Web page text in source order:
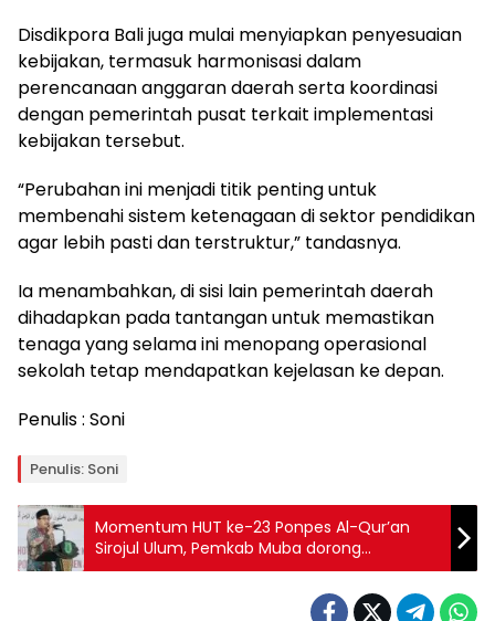
Disdikpora Bali juga mulai menyiapkan penyesuaian
kebijakan, termasuk harmonisasi dalam
perencanaan anggaran daerah serta koordinasi
dengan pemerintah pusat terkait implementasi
kebijakan tersebut.
“Perubahan ini menjadi titik penting untuk
membenahi sistem ketenagaan di sektor pendidikan
agar lebih pasti dan terstruktur,” tandasnya.
Ia menambahkan, di sisi lain pemerintah daerah
dihadapkan pada tantangan untuk memastikan
tenaga yang selama ini menopang operasional
sekolah tetap mendapatkan kejelasan ke depan.
Penulis : Soni
Penulis: Soni
Momentum HUT ke-23 Ponpes Al-Qur’an
Sirojul Ulum, Pemkab Muba dorong
penguatan pendidikan Al-Qur’an Di Tengah